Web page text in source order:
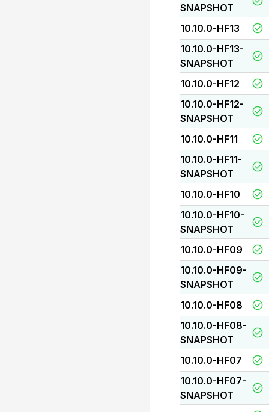
SNAPSHOT
10.10.0-HF13
10.10.0-HF13-
SNAPSHOT
10.10.0-HF12
10.10.0-HF12-
SNAPSHOT
10.10.0-HF11
10.10.0-HF11-
SNAPSHOT
10.10.0-HF10
10.10.0-HF10-
SNAPSHOT
10.10.0-HF09
10.10.0-HF09-
SNAPSHOT
10.10.0-HF08
10.10.0-HF08-
SNAPSHOT
10.10.0-HF07
10.10.0-HF07-
SNAPSHOT